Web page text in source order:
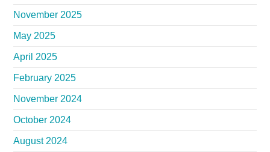
November 2025
May 2025
April 2025
February 2025
November 2024
October 2024
August 2024